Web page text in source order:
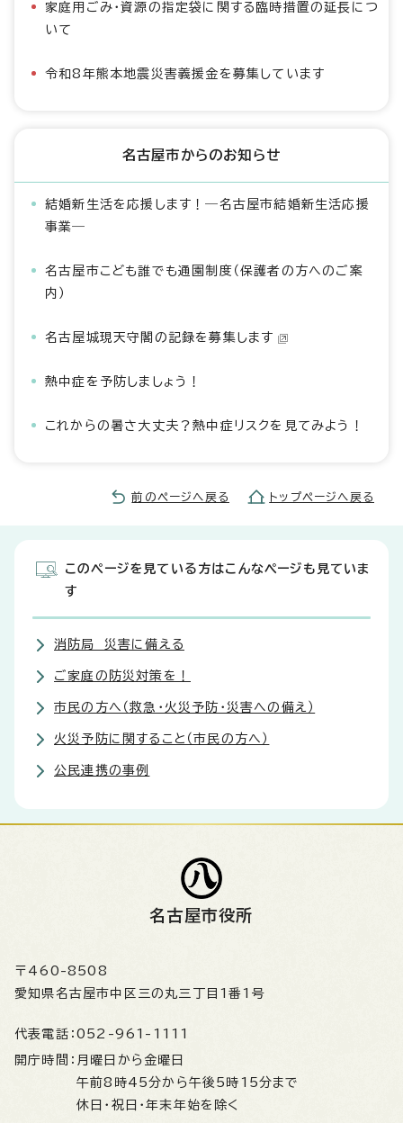
家庭用ごみ・資源の指定袋に関する臨時措置の延長につ
いて
令和8年熊本地震災害義援金を募集しています
名古屋市からのお知らせ
結婚新生活を応援します！―名古屋市結婚新生活応援
事業―
名古屋市こども誰でも通園制度（保護者の方へのご案
内）
名古屋城現天守閣の記録を募集します
熱中症を予防しましょう！
これからの暑さ大丈夫？熱中症リスクを見てみよう！
前のページへ戻る トップページへ戻る
このページを見ている方はこんなページも見ていま
す
消防局 災害に備える
ご家庭の防災対策を！
市民の方へ（救急・火災予防・災害への備え）
火災予防に関すること（市民の方へ）
公民連携の事例
名古屋市役所
〒460-8508
愛知県名古屋市中区三の丸三丁目1番1号
代表電話： 052-961-1111
開庁時間： 月曜日から金曜日
午前8時45分から午後5時15分まで
休日・祝日・年末年始を除く